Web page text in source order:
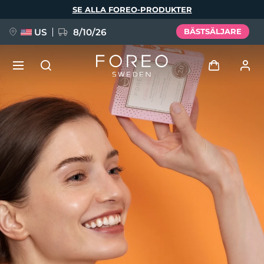
SE ALLA FOREO-PRODUKTER
US 8/10/26 BÄSTSÄLJARE
Användarprofil
Mina enheter
Mina beställningar
Mina adresser
Mina prenumerationer
NYHET
FAQ™ Pure Beauty-Tech Elixir
BREAKING NEWS
issa™ Teeth Whitening Set
Språk
English Deutsch
Español
Français
Italiano
Português
Polski
Svenska
Türkçe
简体中文